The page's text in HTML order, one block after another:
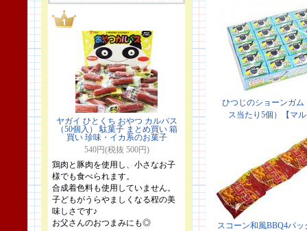
ヤガイ ひとくち おやつ カルパス
（50個入） 駄菓子 まとめ買い 箱
買い 珍味・イカ系のお菓子
540円(税抜 500円)
鶏肉と豚肉を使用し、小さなお子
様でも食べられます。
合成着色料も使用していません。
子どもがうらやましくなる程の美
味しさです♪
お父さんのおつまみにも◎